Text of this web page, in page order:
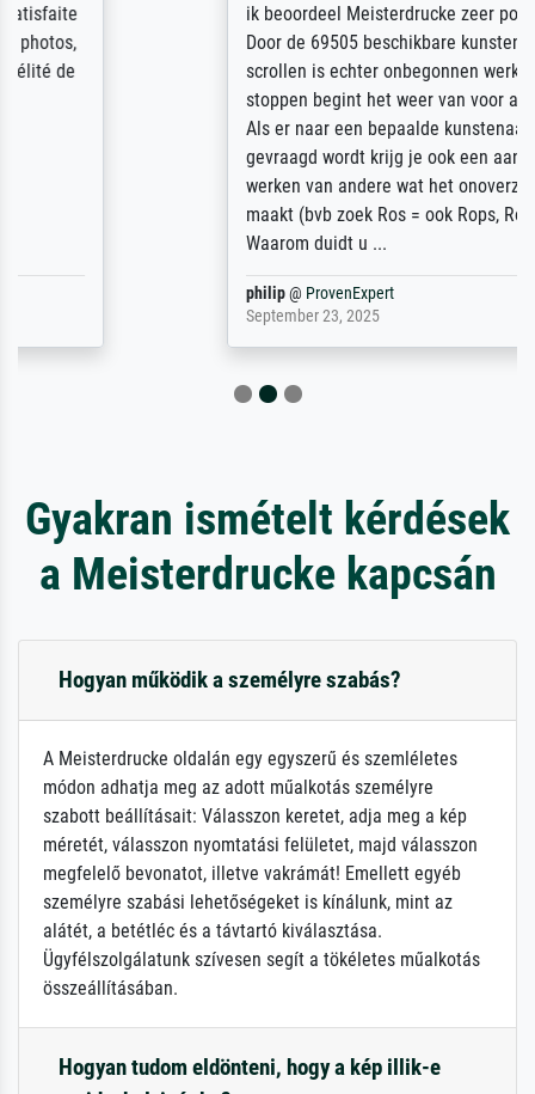
ik beoordeel Meisterdrucke zeer positief.
Door de 69505 beschikbare kunstenaars
scrollen is echter onbegonnen werk (na
stoppen begint het weer van voor af aan).
Als er naar een bepaalde kunstenaar
gevraagd wordt krijg je ook een aantal
werken van andere wat het onoverzichtelijk
maakt (bvb zoek Ros = ook Rops, Rose etc).
ProvenExpert
Gyakran ismételt kérdések
a Meisterdrucke kapcsán
Hogyan működik a személyre szabás?
A Meisterdrucke oldalán egy egyszerű és szemléletes
módon adhatja meg az adott műalkotás személyre
szabott beállításait: Válasszon keretet, adja meg a kép
méretét, válasszon nyomtatási felületet, majd válasszon
megfelelő bevonatot, illetve vakrámát! Emellett egyéb
személyre szabási lehetőségeket is kínálunk, mint az
alátét, a betétléc és a távtartó kiválasztása.
Ügyfélszolgálatunk szívesen segít a tökéletes műalkotás
összeállításában.
Hogyan tudom eldönteni, hogy a kép illik-e